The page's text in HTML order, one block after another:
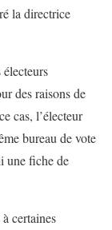
la directrice
des raisons de
cas, l’électeur
bureau de vote
une fiche de
certaines